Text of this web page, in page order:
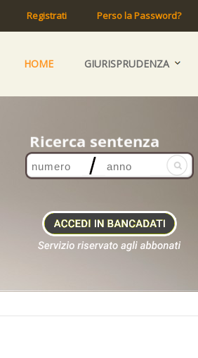
Registrati Perso la Password?
HOME GIURISPRUDENZA